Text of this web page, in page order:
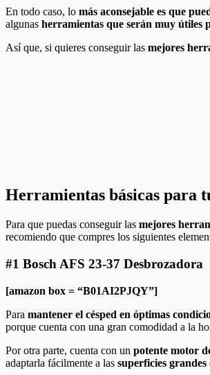
En todo caso, lo más aconsejable es que
algunas herramientas que serán muy útiles
Así que, si quieres conseguir las mejores
Herramientas básicas para
Para que puedas conseguir las mejores
recomiendo que compres los siguientes
#1 Bosch AFS 23-37 Desbrozadora
[amazon box = “B01AI2PJQY”]
Para mantener el césped en óptimas
porque cuenta con una gran comodidad a la
Por otra parte, cuenta con un potente motor
adaptarla fácilmente a las superficies grandes